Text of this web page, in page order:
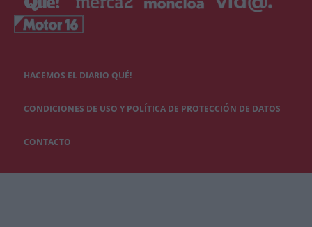
HACEMOS EL DIARIO QUÉ!
CONDICIONES DE USO Y POLÍTICA DE PROTECCIÓN DE DATOS
CONTACTO